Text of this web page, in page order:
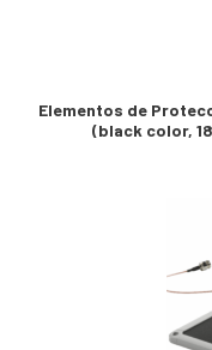
Elementos de
(black color,